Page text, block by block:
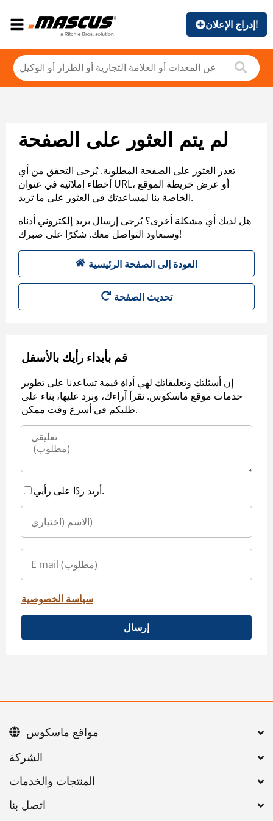
إدراج الإعلان!
لم يتم العثور على الصفحة
تعذر العثور على الصفحة المطلوبة. يُرجى التحقق من أي
أخطاء إملائية في عنوان URL، أو عرض خريطة الموقع
الخاصة بنا لمساعدتك في العثور على ما تريد.
هل لديك أي مشكلة أخرى؟ يُرجى إرسال بريد إلكتروني أدناه
وسنعاود التواصل معك. شكرًا على صبرك!
العودة إلى الصفحة الرئيسية
تحديث الصفحة
قم بأبداء رأيك بالأسفل
إن أسئلتك وتعليقاتك لهي أداة قيمة تساعدنا على تطوير
خدمات موقع ماسكوس. نقرأ آراءك، ونرد عليها، بناء على
طلبكم في أسرع وقت ممكن.
أريد ردًا على رأيي.
سياسة الخصوصية
إرسال
اتصل بنا
مواقع ماسكوس